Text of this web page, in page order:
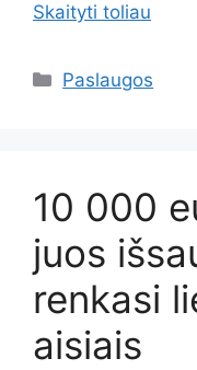
Skaityti toliau
Kategorijos
Paslaugos
10 000
juos
renkasi
aisiais